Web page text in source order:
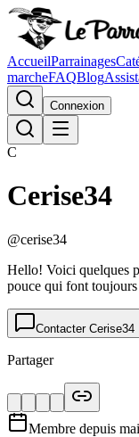
AccueilParrainages
marcheFAQBlog
Connexion
C
Cerise34
@cerise34
Hello! Voici quelques
pouce qui font
ContacterCerise34
Partager
Membre depuis